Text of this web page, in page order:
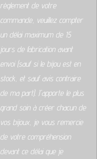
règlement de votre
commande, veuillez compter
un délai maximum de 15
jours de fabrication avant
envoi (sauf si le bijou est en
stock, et sauf avis contraire
de ma part). J'apporte le plus
grand soin à créer chacun de
vos bijoux, je vous remercie
de votre compréhension
devant ce délai que je